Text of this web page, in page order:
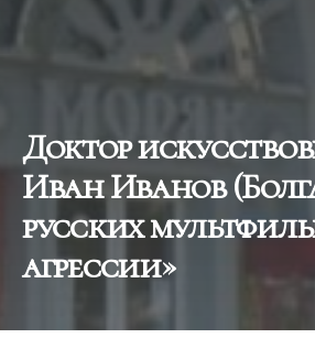
Доктор
Иван Иванов
русских
агрессии»